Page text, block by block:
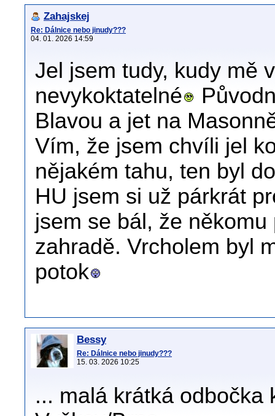
Zahajskej
Re: Dálnice nebo jinudy???
04. 01. 2026 14:59
Jel jsem tudy, kudy mě
nevykoktatelné
Blavou a jet na
Vím, že jsem chvíli jel
nějakém tahu, ten byl
HU jsem si už párkrát
jsem se bál, že
zahradě. Vrcholem byl
potok
Bessy
Re: Dálnice nebo jinudy???
15. 03. 2026 10:25
... malá krátká